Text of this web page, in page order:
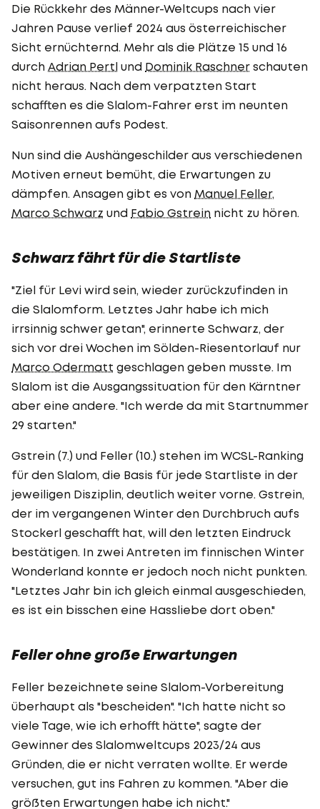
Die Rückkehr des Männer-Weltcups nach vier
Jahren Pause verlief 2024 aus österreichischer
Sicht ernüchternd. Mehr als die Plätze 15 und 16
durch Adrian Pertl und Dominik Raschner schauten
nicht heraus. Nach dem verpatzten Start
schafften es die Slalom-Fahrer erst im neunten
Saisonrennen aufs Podest.
Nun sind die Aushängeschilder aus verschiedenen
Motiven erneut bemüht, die Erwartungen zu
dämpfen. Ansagen gibt es von Manuel Feller,
Marco Schwarz und Fabio Gstrein nicht zu hören.
Schwarz fährt für die Startliste
"Ziel für Levi wird sein, wieder zurückzufinden in
die Slalomform. Letztes Jahr habe ich mich
irrsinnig schwer getan", erinnerte Schwarz, der
sich vor drei Wochen im Sölden-Riesentorlauf nur
Marco Odermatt geschlagen geben musste. Im
Slalom ist die Ausgangssituation für den Kärntner
aber eine andere. "Ich werde da mit Startnummer
29 starten."
Gstrein (7.) und Feller (10.) stehen im WCSL-Ranking
für den Slalom, die Basis für jede Startliste in der
jeweiligen Disziplin, deutlich weiter vorne. Gstrein,
der im vergangenen Winter den Durchbruch aufs
Stockerl geschafft hat, will den letzten Eindruck
bestätigen. In zwei Antreten im finnischen Winter
Wonderland konnte er jedoch noch nicht punkten.
"Letztes Jahr bin ich gleich einmal ausgeschieden,
es ist ein bisschen eine Hassliebe dort oben."
Feller ohne große Erwartungen
Feller bezeichnete seine Slalom-Vorbereitung
überhaupt als "bescheiden". "Ich hatte nicht so
viele Tage, wie ich erhofft hätte", sagte der
Gewinner des Slalomweltcups 2023/24 aus
Gründen, die er nicht verraten wollte. Er werde
versuchen, gut ins Fahren zu kommen. "Aber die
größten Erwartungen habe ich nicht."